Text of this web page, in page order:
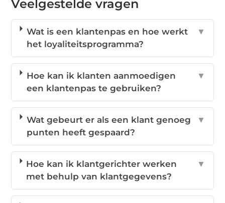
Veelgestelde vragen
Wat is een klantenpas en hoe werkt
het loyaliteitsprogramma?
▼
Hoe kan ik klanten aanmoedigen
een klantenpas te gebruiken?
▼
Wat gebeurt er als een klant genoeg
punten heeft gespaard?
▼
Hoe kan ik klantgerichter werken
met behulp van klantgegevens?
▼